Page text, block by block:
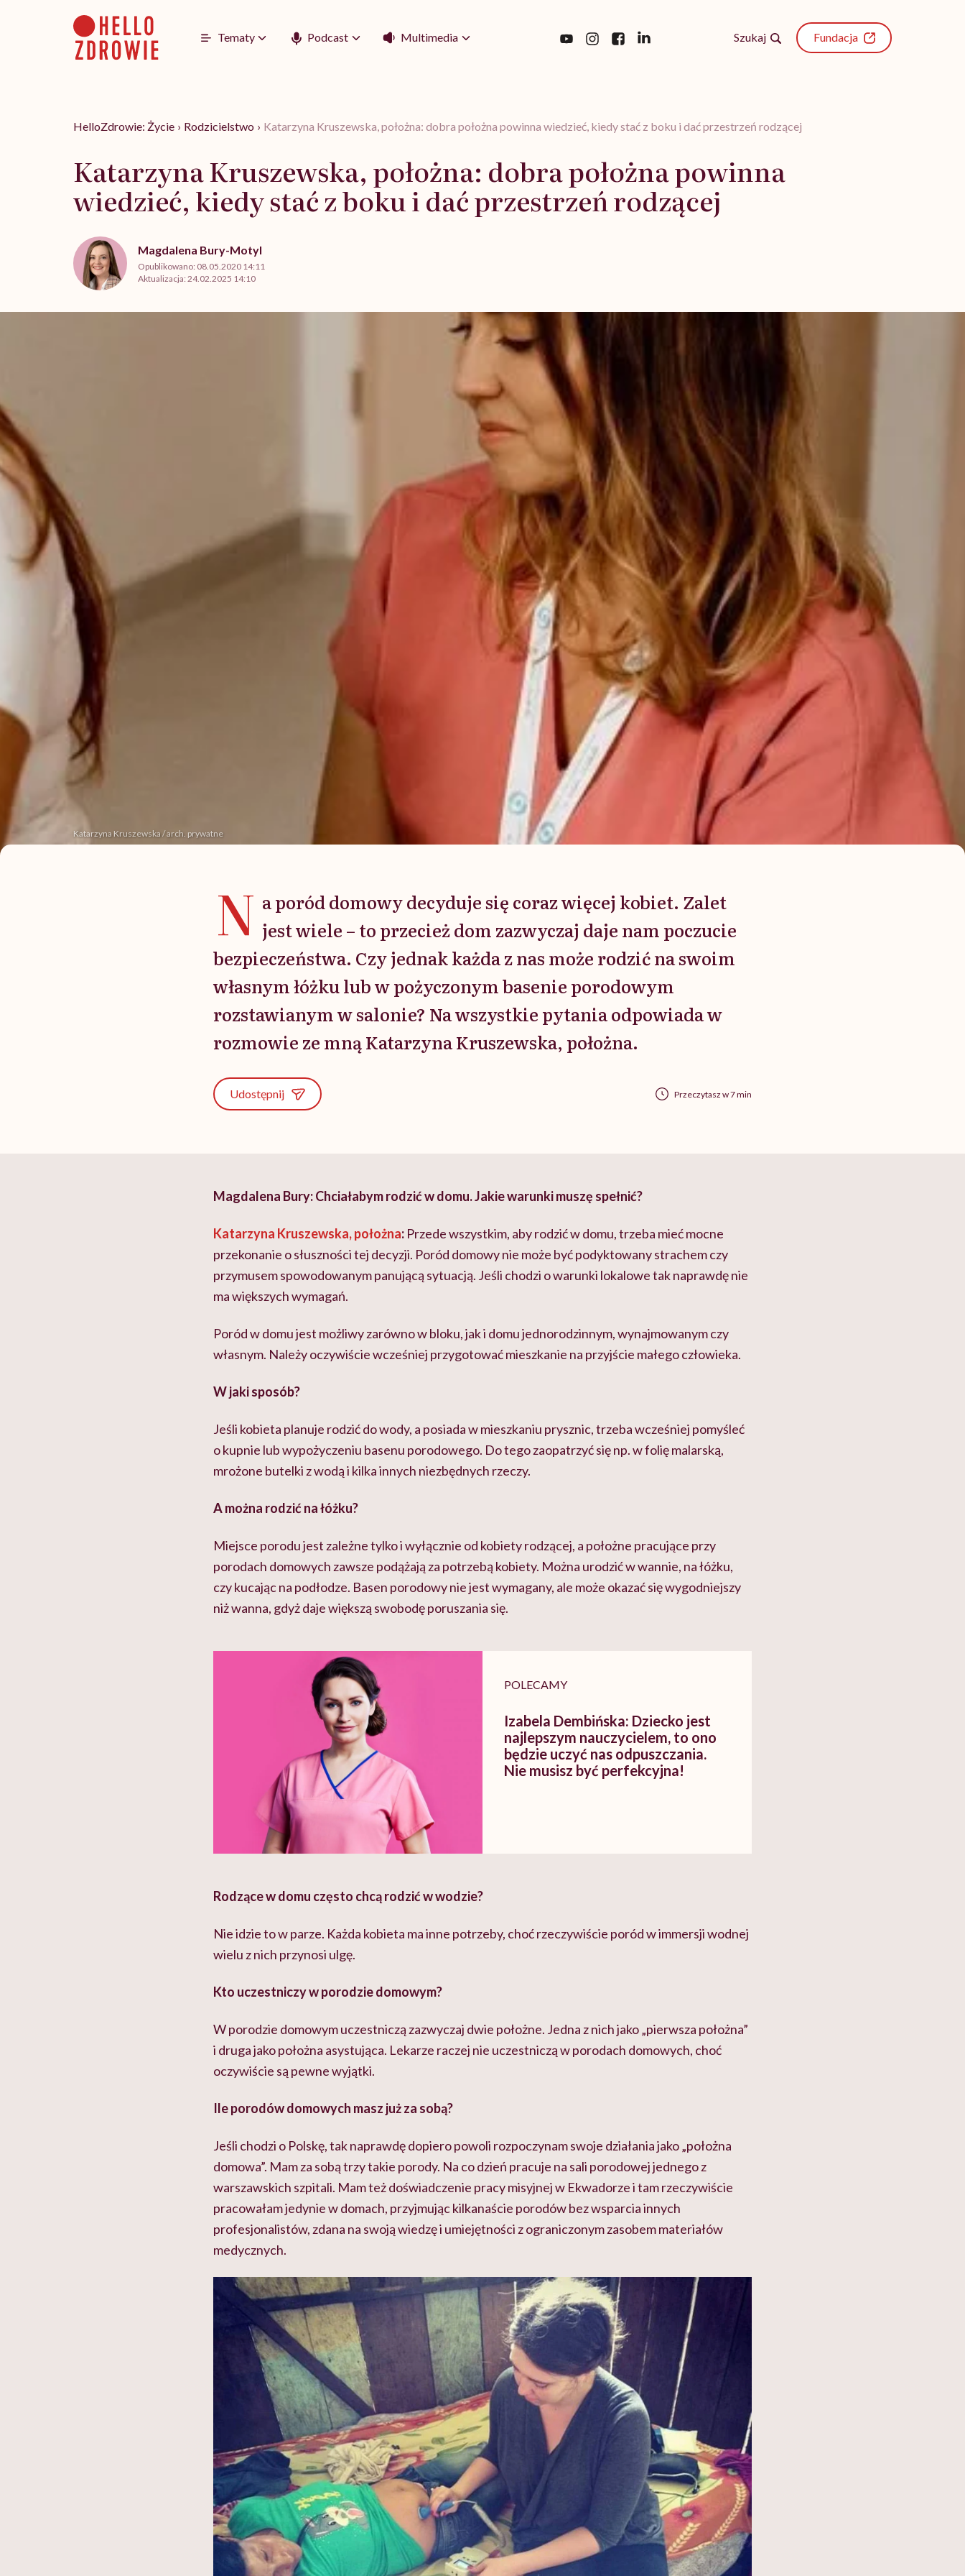
Tematy Podcast Multimedia Szukaj Fundacja
HelloZdrowie: Życie › Rodzicielstwo › Katarzyna Kruszewska, położna: dobra położna powinna wiedzieć, kiedy stać z boku i dać przestrzeń rodzącej
Katarzyna Kruszewska, położna: dobra położna powinna
wiedzieć, kiedy stać z boku i dać przestrzeń rodzącej
Magdalena Bury-Motyl
Opublikowano: 08.05.2020 14:11
Aktualizacja:24.02.2025 14:10
Katarzyna Kruszewska / arch. prywatne
N a poród domowy decyduje się coraz więcej kobiet. Zalet
jest wiele – to przecież dom zazwyczaj daje nam poczucie
bezpieczeństwa. Czy jednak każda z nas może rodzić na swoim
własnym łóżku lub w pożyczonym basenie porodowym
rozstawianym w salonie? Na wszystkie pytania odpowiada w
rozmowie ze mną Katarzyna Kruszewska, położna.
Udostępnij Przeczytasz w 7 min
Magdalena Bury: Chciałabym rodzić w domu. Jakie warunki muszę spełnić?
Katarzyna Kruszewska, położna: Przede wszystkim, aby rodzić w domu, trzeba mieć mocne
przekonanie o słuszności tej decyzji. Poród domowy nie może być podyktowany strachem czy
przymusem spowodowanym panującą sytuacją. Jeśli chodzi o warunki lokalowe tak naprawdę nie
ma większych wymagań.
Poród w domu jest możliwy zarówno w bloku, jak i domu jednorodzinnym, wynajmowanym czy
własnym. Należy oczywiście wcześniej przygotować mieszkanie na przyjście małego człowieka.
W jaki sposób?
Jeśli kobieta planuje rodzić do wody, a posiada w mieszkaniu prysznic, trzeba wcześniej pomyśleć
o kupnie lub wypożyczeniu basenu porodowego. Do tego zaopatrzyć się np. w folię malarską,
mrożone butelki z wodą i kilka innych niezbędnych rzeczy.
A można rodzić na łóżku?
Miejsce porodu jest zależne tylko i wyłącznie od kobiety rodzącej, a położne pracujące przy
porodach domowych zawsze podążają za potrzebą kobiety. Można urodzić w wannie, na łóżku,
czy kucając na podłodze. Basen porodowy nie jest wymagany, ale może okazać się wygodniejszy
niż wanna, gdyż daje większą swobodę poruszania się.
POLECAMY
Izabela Dembińska: Dziecko jest
najlepszym nauczycielem, to ono
będzie uczyć nas odpuszczania.
Nie musisz być perfekcyjna!
Rodzące w domu często chcą rodzić w wodzie?
Nie idzie to w parze. Każda kobieta ma inne potrzeby, choć rzeczywiście poród w immersji wodnej
wielu z nich przynosi ulgę.
Kto uczestniczy w porodzie domowym?
W porodzie domowym uczestniczą zazwyczaj dwie położne. Jedna z nich jako „pierwsza położna”
i druga jako położna asystująca. Lekarze raczej nie uczestniczą w porodach domowych, choć
oczywiście są pewne wyjątki.
Ile porodów domowych masz już za sobą?
Jeśli chodzi o Polskę, tak naprawdę dopiero powoli rozpoczynam swoje działania jako „położna
domowa”. Mam za sobą trzy takie porody. Na co dzień pracuje na sali porodowej jednego z
warszawskich szpitali. Mam też doświadczenie pracy misyjnej w Ekwadorze i tam rzeczywiście
pracowałam jedynie w domach, przyjmując kilkanaście porodów bez wsparcia innych
profesjonalistów, zdana na swoją wiedzę i umiejętności z ograniczonym zasobem materiałów
medycznych.